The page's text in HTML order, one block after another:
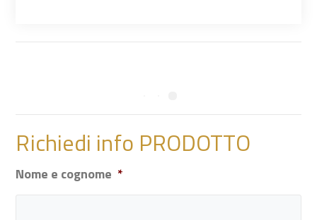
Richiedi info PRODOTTO
Nome e cognome *